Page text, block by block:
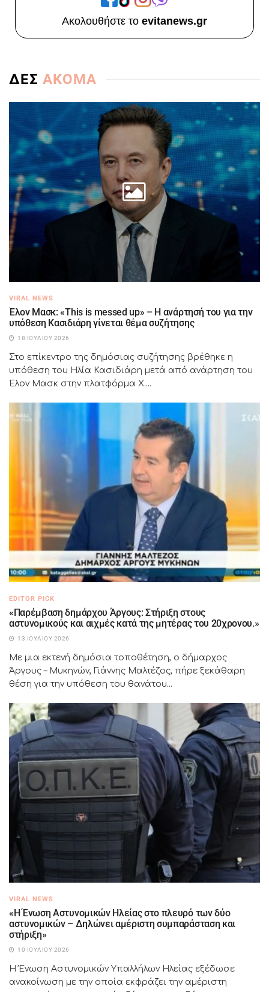
Ακολουθήστε το evitanews.gr
ΔΕΣ ΑΚΟΜΑ
VIRAL NEWS
Έλον Μασκ: «This is messed up» – Η ανάρτησή του για την
υπόθεση Κασιδιάρη γίνεται θέμα συζήτησης
18 ΙΟΥΛΊΟΥ 2026
Στο επίκεντρο της δημόσιας συζήτησης βρέθηκε η
υπόθεση του Ηλία Κασιδιάρη μετά από ανάρτηση του
Έλον Μασκ στην πλατφόρμα X....
EDITOR PICK
«Παρέμβαση δημάρχου Άργους: Στήριξη στους
αστυνομικούς και αιχμές κατά της μητέρας του 20χρονου.»
13 ΙΟΥΛΊΟΥ 2026
Με μια εκτενή δημόσια τοποθέτηση, ο δήμαρχος
Άργους – Μυκηνών, Γιάννης Μαλτέζος, πήρε ξεκάθαρη
θέση για την υπόθεση του θανάτου...
VIRAL NEWS
«Η Ένωση Αστυνομικών Ηλείας στο πλευρό των δύο
αστυνομικών – Δηλώνει αμέριστη συμπαράσταση και
στήριξη»
10 ΙΟΥΛΊΟΥ 2026
Η Ένωση Αστυνομικών Υπαλλήλων Ηλείας εξέδωσε
ανακοίνωση με την οποία εκφράζει την αμέριστη